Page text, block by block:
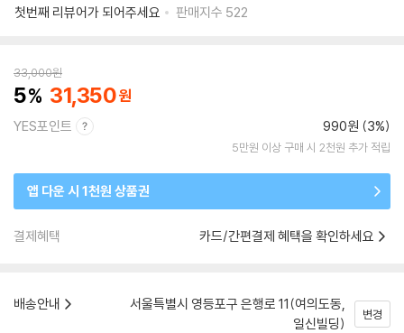
첫번째 리뷰어가 되어주세요
판매지수 522
33,000원
5 31,350
YES포인트 990원 (3%)
5만원 이상 구매 시 2천원 추가 적립
앱 다운 시 1천원 상품권
결제혜택 카드/간편결제 혜택을 확인하세요
배송안내
서울특별시 영등포구 은행로 11(여의도동,
일신빌딩)
변경